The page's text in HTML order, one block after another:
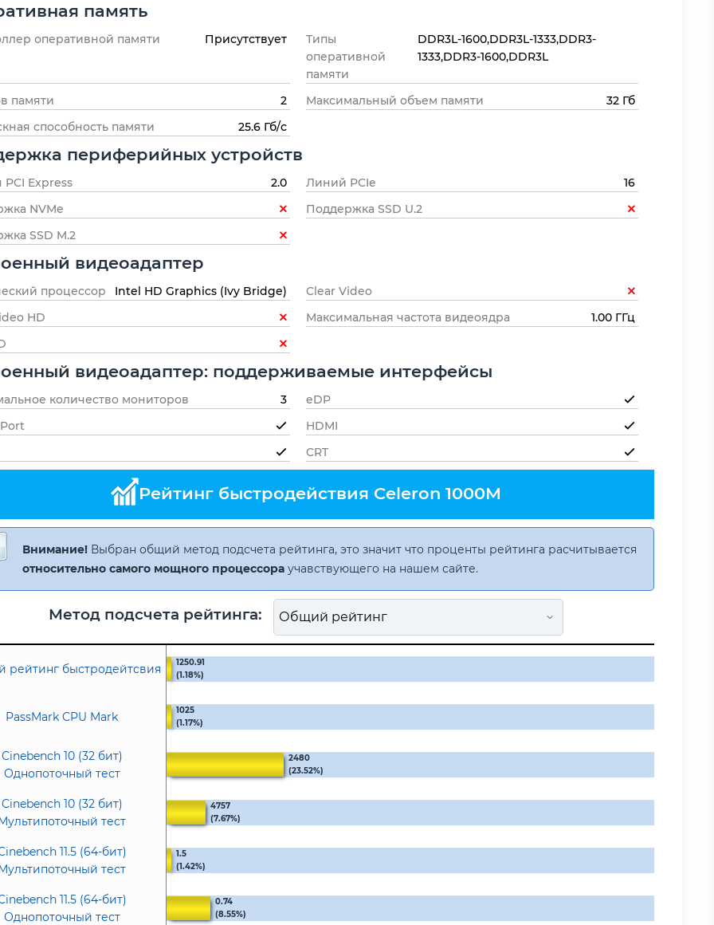
память
оперативной памяти Присутствует
Типы
оперативной
памяти
DDR3L-1600,DDR3L-1333,DDR3-
1333,DDR3-1600,DDR3L
памяти 2 Максимальный объем памяти
32 Гб
способность памяти
25.6 Гб/с
периферийных устройств
PCI Express 2.0 Линий PCIe
16
NVMe
Поддержка SSD U.2
SSD M.2
видеоадаптер
процессор Intel HD Graphics (Ivy Bridge)
Clear Video
HD
Максимальная частота видеоядра
1.00 ГГц
видеоадаптер: поддерживаемые интерфейсы
количество мониторов 3
eDP
HDMI
CRT
Рейтинг быстродействия Celeron 1000M
Внимание! Выбран общий метод подсчета рейтинга, это значит что проценты рейтинга расчитывается
относительно самого мощного процессора учавствующего на нашем сайте.
Метод подсчета рейтинга:
рейтинг быстродейтсвия
1250.91
(1.18%)
PassMark CPU Mark
1025
(1.17%)
Cinebench 10 (32 бит)
Однопоточный тест
2480
(23.52%)
Cinebench 10 (32 бит)
тест
4757
(7.67%)
11.5 (64-бит)
тест
1.5
(1.42%)
11.5 (64-бит)
Однопоточный тест
0.74
(8.55%)